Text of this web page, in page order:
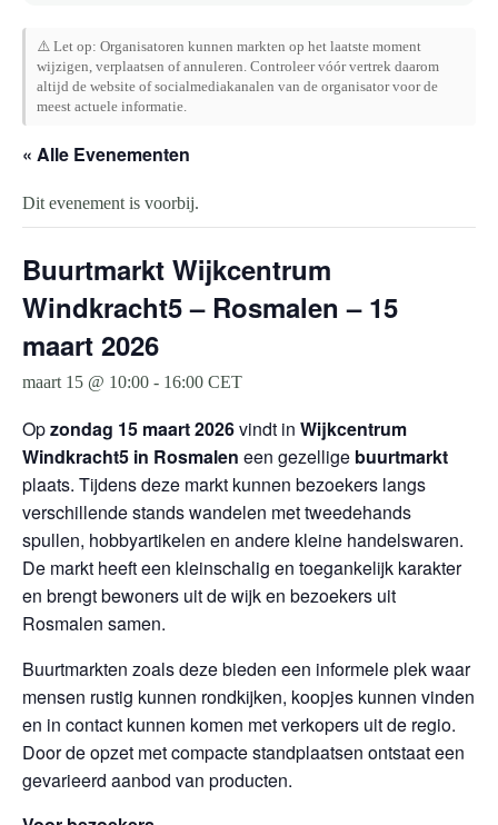
⚠️ Let op: Organisatoren kunnen markten op het laatste moment
wijzigen, verplaatsen of annuleren. Controleer vóór vertrek daarom
altijd de website of socialmediakanalen van de organisator voor de
meest actuele informatie.
« Alle Evenementen
Dit evenement is voorbij.
Buurtmarkt Wijkcentrum
Windkracht5 – Rosmalen – 15
maart 2026
maart 15 @ 10:00 - 16:00 CET
Opzondag 15 maart 2026vindt in Wijkcentrum
Windkracht5 in Rosmalen een gezellige buurtmarkt
plaats. Tijdens deze markt kunnen bezoekers langs
verschillende stands wandelen met tweedehands
spullen, hobbyartikelen en andere kleine handelswaren.
De markt heeft een kleinschalig en toegankelijk karakter
en brengt bewoners uit de wijk en bezoekers uit
Rosmalen samen.
Buurtmarkten zoals deze bieden een informele plek waar
mensen rustig kunnen rondkijken, koopjes kunnen vinden
en in contact kunnen komen met verkopers uit de regio.
Door de opzet met compacte standplaatsen ontstaat een
gevarieerd aanbod van producten.